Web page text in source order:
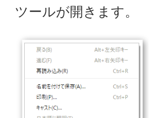
ツールが開きます。